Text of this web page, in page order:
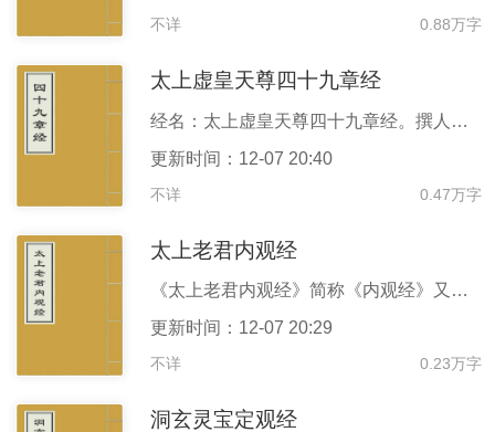
不详 0.88万字
太上虚皇天尊四十九章经
经名：太上虚皇天尊四十九章经。撰人不详，似出于隋唐之际。此经为虚皇天尊为妙行眞人等演说教义，分为四十九章。经文以道家清静无为之说为本，论述修道之境界及其方法。书中分学道者为三乘：“末学之士，目不妄视，耳不妄听，心不妄知，禁约一切，泯绝万态以致于道”，此为小乘。“至学之士，视无所见，听无所闻，心无所知，动无所逐，以观众妙，”此为中乘。“大乘之士，无见而无不见，无闻而无不闻，无知而无不知，内外洞然，达彼无间，故能参宇宙而游无尽之域”。由大乘入道者，“以一身而化万境。不滞有无，永绝生灭，是名眞人”。修眞之法从斋戒清净、洗心断秽入手，以布施积善，造福田、立功德为务。经文认为众生平等，凡具善性、道性之人
更新时间：12-07 20:40
不详 0.47万字
太上老君内观经
《太上老君内观经》简称《内观经》又称《内视经》，撰人不详。约出於魏晋朝。陶弘景曾引过此经，是道教的经典著作之一。《太上老君内观经》继承发展战国道家祖师列子的养生思想，义理通明，文字优美通畅，韵古义幽，言简意深。若以传统经典来修持，对精神灵性修持上的提升，将会有所极大收获。若当古文来细细欣赏品读，可谓中华文字组合上的极致美感体现。 千百年来，获得精神悟境的圣哲，文字大智慧皆从心念自然流露。由内而外，无不宁静无为；起思动念，无不利益众生；神思所到，无不字字精巧，句句玑珠，当中不含一丝瑕疵。无事偶来品读，犹如把玩一块温润无瑕的美玉。此经以修心为修道之说，宋金以来对道教诸派尤其全真一派之教旨影响颇大
更新时间：12-07 20:29
不详 0.23万字
洞玄灵宝定观经